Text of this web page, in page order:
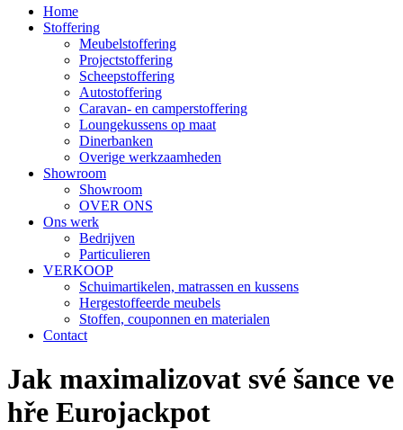
Home
Stoffering
Meubelstoffering
Projectstoffering
Scheepstoffering
Autostoffering
Caravan- en camperstoffering
Loungekussens op maat
Dinerbanken
Overige werkzaamheden
Showroom
Showroom
OVER ONS
Ons werk
Bedrijven
Particulieren
VERKOOP
Schuimartikelen, matrassen en kussens
Hergestoffeerde meubels
Stoffen, couponnen en materialen
Contact
Jak maximalizovat své šance ve
hře Eurojackpot